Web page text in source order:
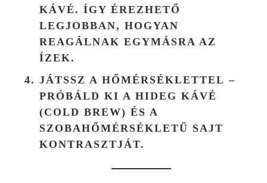
KÁVÉ. ÍGY ÉREZHETŐ
LEGJOBBAN, HOGYAN
REAGÁLNAK EGYMÁSRA AZ
ÍZEK.
JÁTSSZ A HŐMÉRSÉKLETTEL –
PRÓBÁLD KI A HIDEG KÁVÉ
(COLD BREW) ÉS A
SZOBAHŐMÉRSÉKLETŰ SAJT
KONTRASZTJÁT.